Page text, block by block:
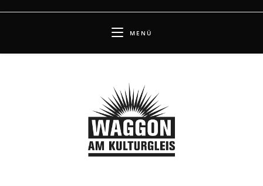
MENÜ